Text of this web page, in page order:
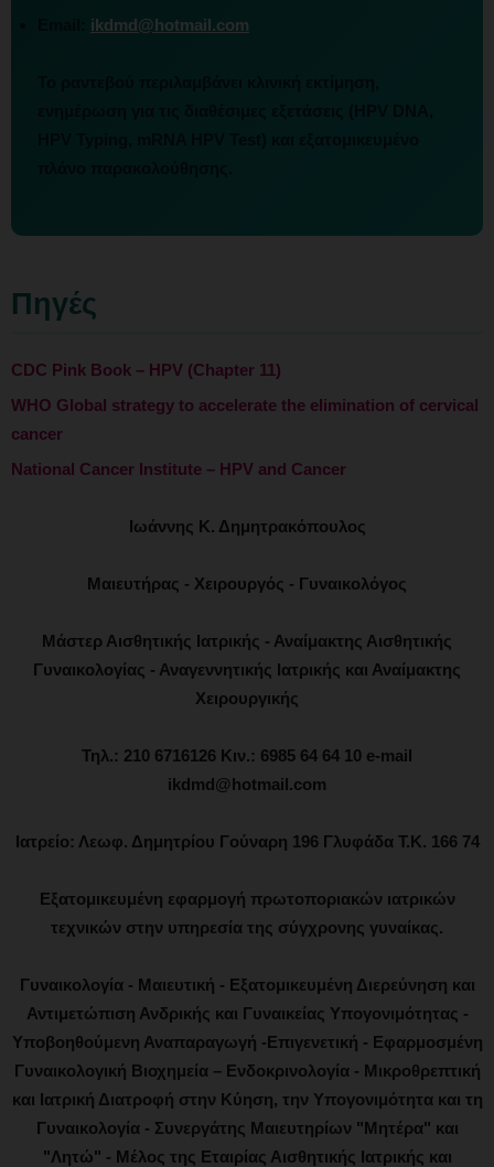
ikdmd@hotmail.com
Πηγές
CDC Pink Book – HPV (Chapter 11)
WHO Global strategy to accelerate the elimination of cervical
cancer
National Cancer Institute – HPV and Cancer
Ιωάννης Κ. Δημητρακόπουλος
Μαιευτήρας - Χειρουργός - Γυναικολόγος
Μάστερ Αισθητικής Ιατρικής - Αναίμακτης Αισθητικής
Γυναικολογίας - Αναγεννητικής Ιατρικής και Αναίμακτης
Χειρουργικής
Τηλ.: 210 6716126 Κιν.: 6985 64 64 10 e-mail
ikdmd@hotmail.com
Ιατρείο: Λεωφ. Δημητρίου Γούναρη 196 Γλυφάδα Τ.Κ. 166 74
Εξατομικευμένη εφαρμογή πρωτοποριακών ιατρικών
τεχνικών στην υπηρεσία της σύγχρονης γυναίκας.
Γυναικολογία - Μαιευτική - Εξατομικευμένη Διερεύνηση και
Αντιμετώπιση Ανδρικής και Γυναικείας Υπογονιμότητας -
Υποβοηθούμενη Αναπαραγωγή -Επιγενετική - Εφαρμοσμένη
Γυναικολογική Βιοχημεία – Ενδοκρινολογία - Μικροθρεπτική
και Ιατρική Διατροφή στην Κύηση, την Υπογονιμότητα και τη
Γυναικολογία - Συνεργάτης Μαιευτηρίων "Μητέρα" και
"Λητώ" - Μέλος της Εταιρίας Αισθητικής Ιατρικής και